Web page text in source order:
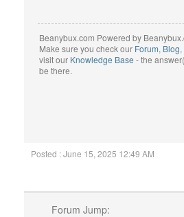
Beanybux.com Powered by
Make sure you check our Forum, Blog,
visit our Knowledge Base - the
be there.
Posted : June 15, 2025 12:49 AM
Forum Jump: